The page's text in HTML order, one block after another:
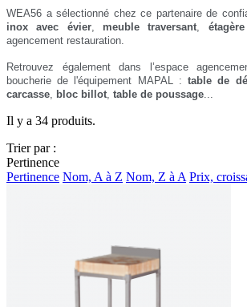
WEA56 a sélectionné chez ce partenaire de
inox avec évier, meuble traversant
agencement restauration.
Retrouvez également dans l’espace
boucherie de l'équipement MAPAL :table de
carcasse
bloc billot table de poussage
Il y a 34 produits.
Trier par :
Pertinence
Pertinence Nom, A à Z Nom, Z à A Prix,